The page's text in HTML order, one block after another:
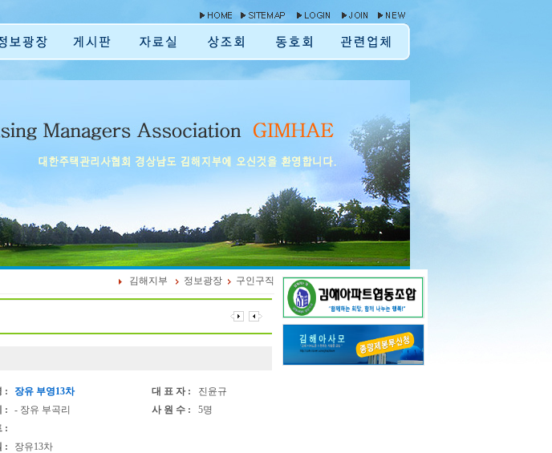
김해지부 정보광장 구인구직
: 장유 부영13차 대 표 자 :
진윤규
:
- 장유 부곡리 사 원 수 :
5명
:
:
장유13차